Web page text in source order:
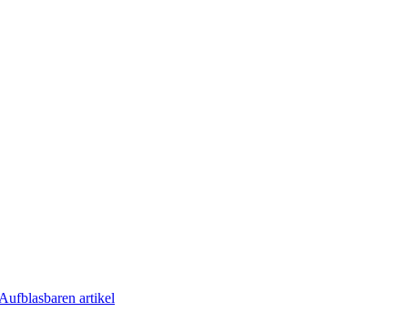
Aufblasbaren artikel